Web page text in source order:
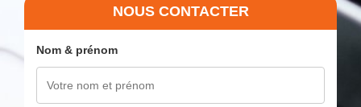
NOUS CONTACTER
Nom & prénom